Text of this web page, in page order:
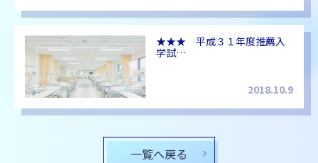
一覧へ戻る
★★★ 平成３１年度推薦入
学試…
2018.10.9